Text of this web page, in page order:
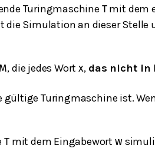
Turingmaschine Tmit dem
Simulation an dieser Stelle
M, die jedes Wortx, das nicht in
gültige Turingmaschine ist.
Tmit dem Eingabewort w